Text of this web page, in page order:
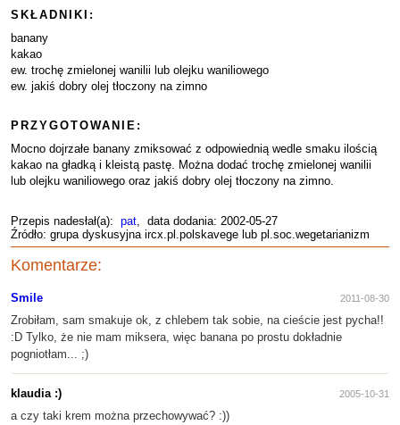
SKŁADNIKI:
banany
kakao
ew. trochę zmielonej wanilii lub olejku waniliowego
ew. jakiś dobry olej tłoczony na zimno
PRZYGOTOWANIE:
Mocno dojrzałe banany zmiksować z odpowiednią wedle smaku ilością
kakao na gładką i kleistą pastę. Można dodać trochę zmielonej wanilii
lub olejku waniliowego oraz jakiś dobry olej tłoczony na zimno.
Przepis nadesłał(a): pat, data dodania: 2002-05-27
Źródło: grupa dyskusyjna ircx.pl.polskavege lub pl.soc.wegetarianizm
Komentarze:
Smile 2011-08-30
Zrobiłam, sam smakuje ok, z chlebem tak sobie, na cieście jest pycha!!
:D Tylko, że nie mam miksera, więc banana po prostu dokładnie
pogniotłam... ;)
klaudia :) 2005-10-31
a czy taki krem można przechowywać? :))